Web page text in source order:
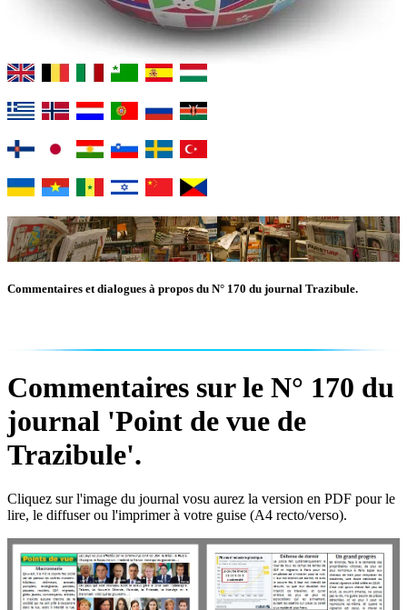
Commentaires et dialogues à propos du N° 170 du journal Trazibule.
Commentaires sur le N° 170 du
journal 'Point de vue de
Trazibule'.
Cliquez sur l'image du journal vosu aurez la version en PDF pour le
lire, le diffuser ou l'imprimer à votre guise (A4 recto/verso).